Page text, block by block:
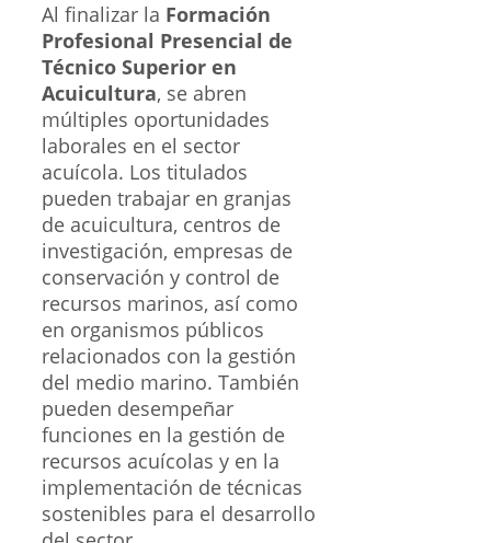
Al finalizar la Formación
Profesional Presencial de
Técnico Superior en
Acuicultura, se abren
múltiples oportunidades
laborales en el sector
acuícola. Los titulados
pueden trabajar en granjas
de acuicultura, centros de
investigación, empresas de
conservación y control de
recursos marinos, así como
en organismos públicos
relacionados con la gestión
del medio marino. También
pueden desempeñar
funciones en la gestión de
recursos acuícolas y en la
implementación de técnicas
sostenibles para el desarrollo